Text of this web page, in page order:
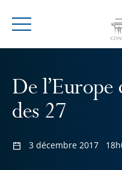
Menu
De l’Europe
des 27
3 décembre 2017